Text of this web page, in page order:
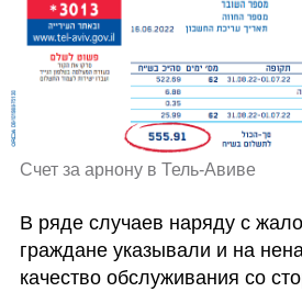
Счет за арнону в Тель-Авиве
В ряде случаев наряду с
граждане указывали и на
качество обслуживания со